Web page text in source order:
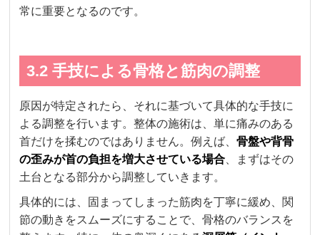
常に重要となるのです。
3.2 手技による骨格と筋肉の調整
原因が特定されたら、それに基づいて具体的な手技に
よる調整を行います。整体の施術は、単に痛みのある
首だけを揉むのではありません。例えば、骨盤や背骨
の歪みが首の負担を増大させている場合 、まずはその
土台となる部分から調整していきます。
具体的には、固まってしまった筋肉を丁寧に緩め、関
節の動きをスムーズにすることで、骨格のバランスを